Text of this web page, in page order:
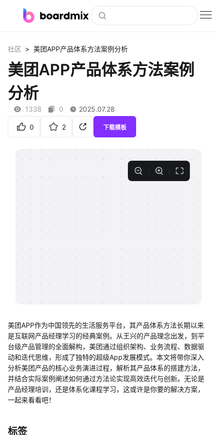
社区资源
会员
企业服务
客户案例
支持
知识分享社区
社区 > 美团APP产品体系方法案例分析
美团APP产品体系方法案例
分析
1338 0 2025.07.28
0 2 下载模板
美团APP作为中国领先的生活服务平台，其产品体系方法长期以来
是互联网产品经理学习的经典案例。从王兴的产品理念出发，到平
台级产品管理的全面解构，美团通过组织架构、业务流程、数据驱
动和迭代思维，形成了独特的超级App发展模式。本文将带你深入
分析美团产品的核心业务演进过程，解析其产品体系的搭建方法，
并结合实际案例阐述如何通过方法论实现高效迭代与创新。无论是
产品经理培训，还是体系化课程学习，这或许是你要的解决方案，
一起来看看吧！
标签